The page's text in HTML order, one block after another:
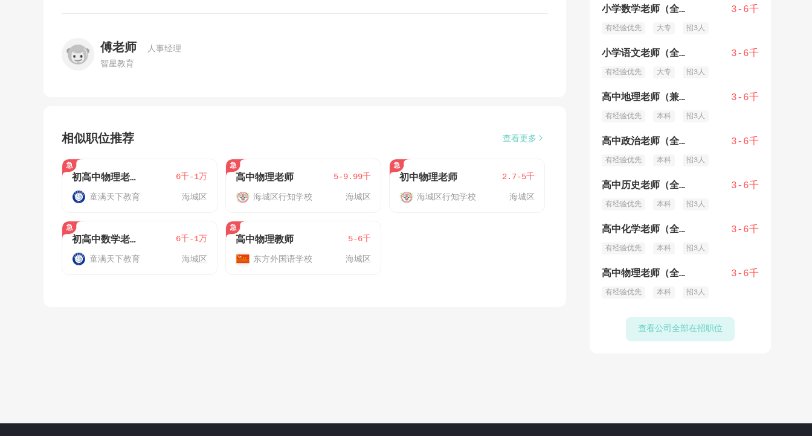
傅老师
人事经理
智星教育
相似职位推荐 查看更多 
初高中物理老师（全职） 6千-1万
童满天下教育 海城区
高中物理老师 5-9.99千
海城区行知学校 海城区
初中物理老师 2.7-5千
海城区行知学校 海城区
初高中数学老师（全职） 6千-1万
童满天下教育 海城区
高中物理教师 5-6千
东方外国语学校 海城区
小学数学老师（全职/兼职） 3-6千
有经验优先 大专 招3人
小学语文老师（全职/兼职）） 3-6千
有经验优先 大专 招3人
高中地理老师（兼职/全职） 3-6千
有经验优先 本科 招3人
高中政治老师（全职/兼职） 3-6千
有经验优先 本科 招3人
高中历史老师（全职/兼职） 3-6千
有经验优先 本科 招3人
高中化学老师（全职/兼职） 3-6千
有经验优先 本科 招3人
高中物理老师（全职/兼职） 3-6千
有经验优先 本科 招3人
查看公司全部在招职位